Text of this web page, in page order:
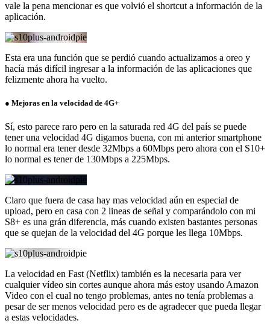
vale la pena mencionar es que volvió el shortcut a información de la
aplicación.
Esta era una función que se perdió cuando actualizamos a oreo y
hacía más difícil ingresar a la información de las aplicaciones que
felizmente ahora ha vuelto.
● Mejoras en la velocidad de 4G+
Sí, esto parece raro pero en la saturada red 4G del país se puede
tener una velocidad 4G digamos buena, con mi anterior smartphone
lo normal era tener desde 32Mbps a 60Mbps pero ahora con el S10+
lo normal es tener de 130Mbps a 225Mbps.
Claro que fuera de casa hay mas velocidad aún en especial de
upload, pero en casa con 2 lineas de señal y comparándolo con mi
S8+ es una grán diferencia, más cuando existen bastantes personas
que se quejan de la velocidad del 4G porque les llega 10Mbps.
La velocidad en Fast (Netflix) también es la necesaria para ver
cualquier vídeo sin cortes aunque ahora más estoy usando Amazon
Video con el cual no tengo problemas, antes no tenía problemas a
pesar de ser menos velocidad pero es de agradecer que pueda llegar
a estas velocidades.